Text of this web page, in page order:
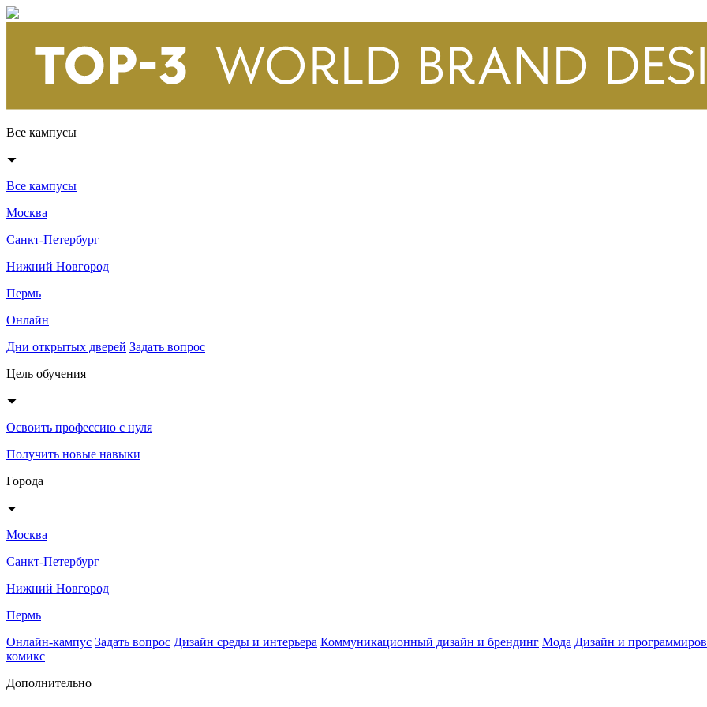
Все кампусы
Все кампусы
Москва
Санкт-Петербург
Нижний Новгород
Пермь
Онлайн
Дни открытых дверей Задать вопрос
Цель обучения
Освоить профессию с нуля
Получить новые навыки
Города
Москва
Санкт-Петербург
Нижний Новгород
Пермь
Онлайн-кампус Задать вопрос Дизайн среды и интерьера Коммуникационный дизайн и брендинг Мода Дизайн и
комикс
Дополнительно